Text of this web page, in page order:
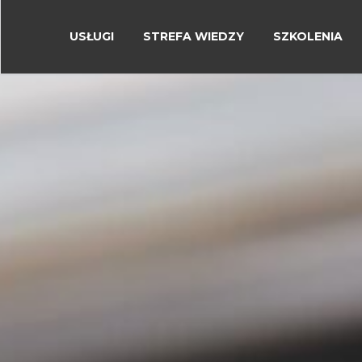
USŁUGI STREFA WIEDZY SZKOLENIA